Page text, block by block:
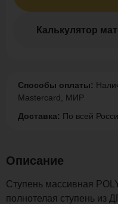
Калькулятор
Способы оплаты:
Mastercard, МИР
Доставка: По всей
Описание
Ступень массивная
полнотелая ступень из